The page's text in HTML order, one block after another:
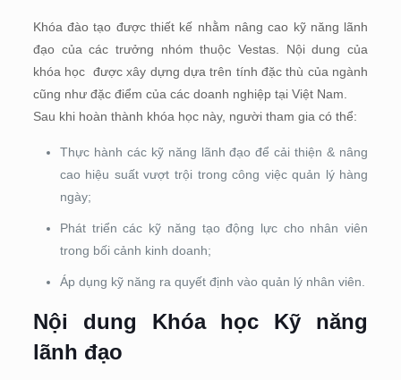
Khóa đào tạo được thiết kế nhằm nâng cao kỹ năng lãnh
đạo của các trưởng nhóm thuộc Vestas. Nội dung của
khóa học được xây dựng dựa trên tính đặc thù của ngành
cũng như đặc điểm của các doanh nghiệp tại Việt Nam.
Sau khi hoàn thành khóa học này, người tham gia có thể:
Thực hành các kỹ năng lãnh đạo để cải thiện & nâng
cao hiệu suất vượt trội trong công việc quản lý hàng
ngày;
Phát triển các kỹ năng tạo động lực cho nhân viên
trong bối cảnh kinh doanh;
Áp dụng kỹ năng ra quyết định vào quản lý nhân viên.
Nội dung Khóa học Kỹ năng
lãnh đạo